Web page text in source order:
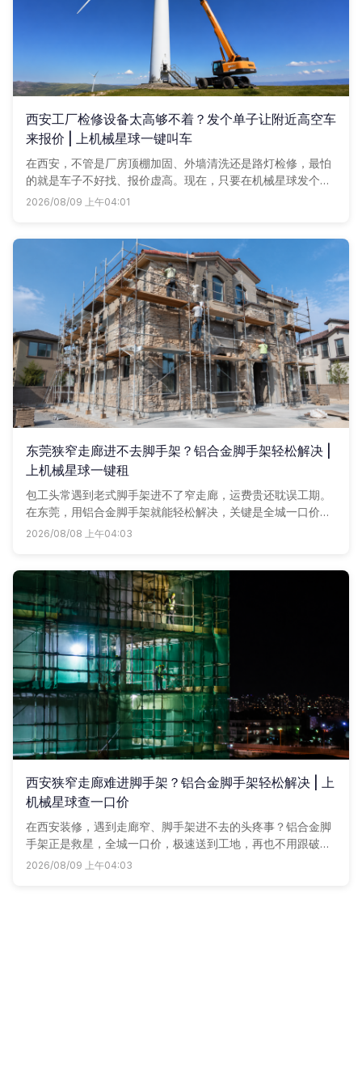
西安工厂检修设备太高够不着？发个单子让附近高空车
来报价 | 上机械星球一键叫车
在西安，不管是厂房顶棚加固、外墙清洗还是路灯检修，最怕
的就是车子不好找、报价虚高。现在，只要在机械星球发个单
子，附近几个高空车商户马上带着价格联系你，谁家划算用谁
2026/08/09 上午04:01
东莞狭窄走廊进不去脚手架？铝合金脚手架轻松解决 |
上机械星球一键租
包工头常遇到老式脚手架进不了窄走廊，运费贵还耽误工期。
在东莞，用铝合金脚手架就能轻松解决，关键是全城一口价，
配件齐全，手机点一点马上送到工地，让施工不再为难。
2026/08/08 上午04:03
西安狭窄走廊难进脚手架？铝合金脚手架轻松解决 | 上
机械星球查一口价
在西安装修，遇到走廊窄、脚手架进不去的头疼事？铝合金脚
手架正是救星，全城一口价，极速送到工地，再也不用跟破损
钢架和隐形运费斗智斗勇。
2026/08/09 上午04:03